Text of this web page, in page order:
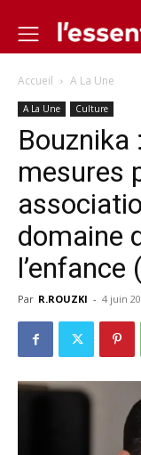
Accueil A La Une
A La Une Culture
Bouznika
mesures
domaine
Par R.ROUZKI - 4 juin